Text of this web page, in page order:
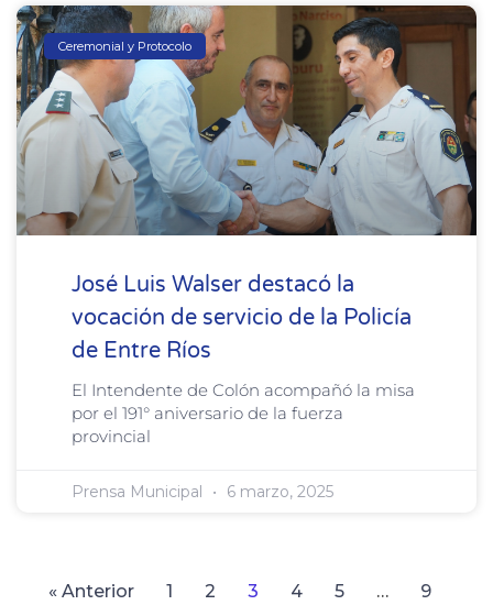
Ceremonial y Protocolo
José Luis Walser destacó la
vocación de servicio de la Policía
de Entre Ríos
El Intendente de Colón acompañó la misa
por el 191° aniversario de la fuerza
provincial
Prensa Municipal 6 marzo, 2025
« Anterior 1 2 3 4 5 …
9